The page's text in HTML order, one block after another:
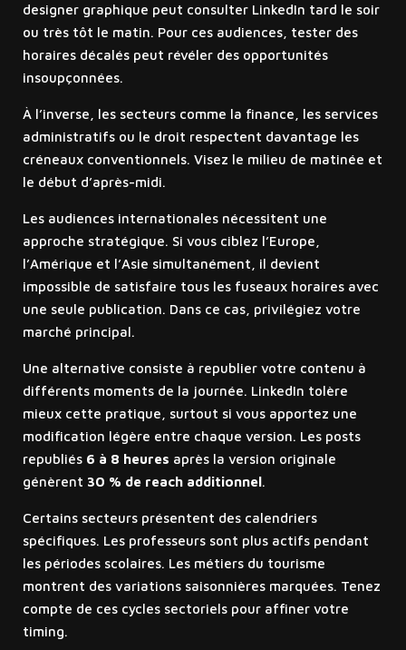
designer graphique peut consulter LinkedIn tard le soir
ou très tôt le matin. Pour ces audiences, tester des
horaires décalés peut révéler des opportunités
insoupçonnées.
À l’inverse, les secteurs comme la finance, les services
administratifs ou le droit respectent davantage les
créneaux conventionnels. Visez le milieu de matinée et
le début d’après-midi.
Les audiences internationales nécessitent une
approche stratégique. Si vous ciblez l’Europe,
l’Amérique et l’Asie simultanément, il devient
impossible de satisfaire tous les fuseaux horaires avec
une seule publication. Dans ce cas, privilégiez votre
marché principal.
Une alternative consiste à republier votre contenu à
différents moments de la journée. LinkedIn tolère
mieux cette pratique, surtout si vous apportez une
modification légère entre chaque version. Les posts
republiés 6 à 8 heures après la version originale
génèrent 30 % de reach additionnel.
Certains secteurs présentent des calendriers
spécifiques. Les professeurs sont plus actifs pendant
les périodes scolaires. Les métiers du tourisme
montrent des variations saisonnières marquées. Tenez
compte de ces cycles sectoriels pour affiner votre
timing.